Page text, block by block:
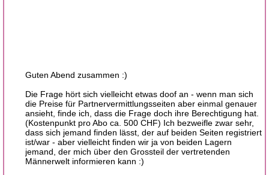
Guten Abend zusammen :)
Die Frage hört sich vielleicht etwas doof an - wenn man sich
die Preise für Partnervermittlungsseiten aber einmal genauer
ansieht, finde ich, dass die Frage doch ihre Berechtigung hat.
(Kostenpunkt pro Abo ca. 500 CHF) Ich bezweifle zwar sehr,
dass sich jemand finden lässt, der auf beiden Seiten registriert
ist/war - aber vielleicht finden wir ja von beiden Lagern
jemand, der mich über den Grossteil der vertretenden
Männerwelt informieren kann :)